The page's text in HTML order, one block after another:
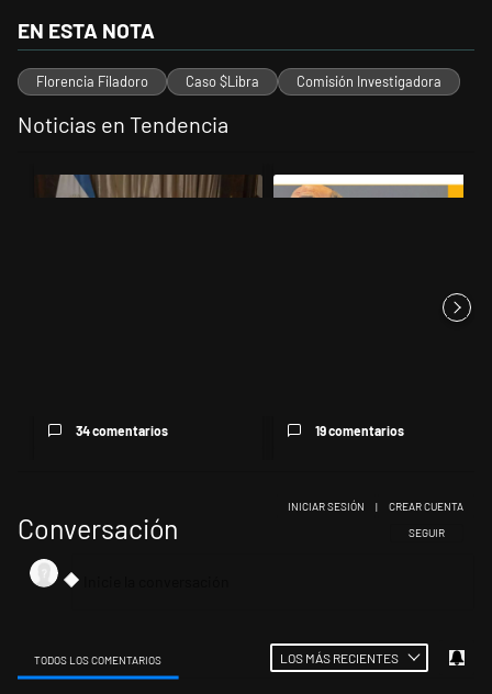
EN ESTA NOTA
Florencia Filadoro Caso $Libra Comisión Investigadora
Noticias en Tendencia
Un artículo de tendencia con el título "Milei, listo para 'atajar'
34 comentarios
Un artículo de tendencia con el
19 comentarios
Conversación SIGA ESTA
SEGUIR
INICIAR SESIÓN | CREAR CUENTA
TODOS LOS COMENTARIOS LOS MÁS RECIENTES